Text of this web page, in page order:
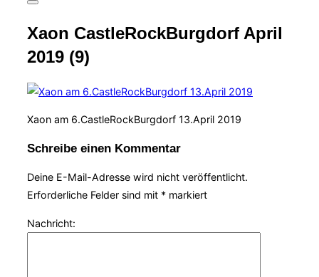
Seitenleiste
Navigation
umschalten
Xaon CastleRockBurgdorf April
2019 (9)
Xaon am 6.CastleRockBurgdorf 13.April 2019
Schreibe einen Kommentar
Deine E-Mail-Adresse wird nicht veröffentlicht.
Erforderliche Felder sind mit * markiert
Nachricht: